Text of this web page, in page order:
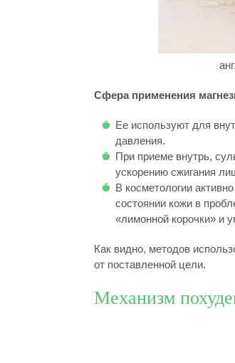
Сфера применения
Ее используют для
давления.
При приеме внутрь,
ускорению сжигания
В косметологии
состоянии кожи в
«лимонной корочки» и
Как видно, методов
от поставленной цели.
Механизм